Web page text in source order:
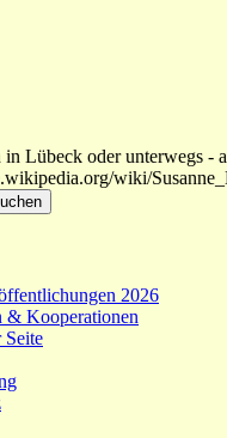
Lübeck oder unterwegs -
wiki/
2026
& Kooperationen